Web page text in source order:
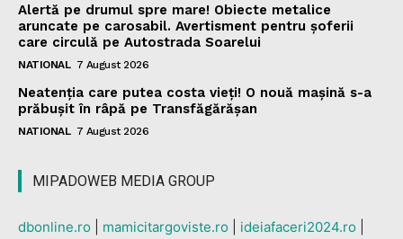
Alertă pe drumul spre mare! Obiecte metalice
aruncate pe carosabil. Avertisment pentru șoferii
care circulă pe Autostrada Soarelui
NATIONAL 7 August 2026
Neatenția care putea costa vieți! O nouă mașină s-a
prăbușit în râpă pe Transfăgărășan
NATIONAL 7 August 2026
MIPADOWEB MEDIA GROUP
dbonline.ro mamicitargoviste.ro ideiafaceri2024.ro